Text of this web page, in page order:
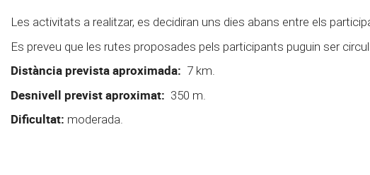
Les activitats a realitzar, es decidiran uns dies abans entre els
Es preveu que les rutes proposades pels participants puguin ser
Distància prevista aproximada: 7 km.
Desnivell previst aproximat: 350 m.
Dificultat: moderada.